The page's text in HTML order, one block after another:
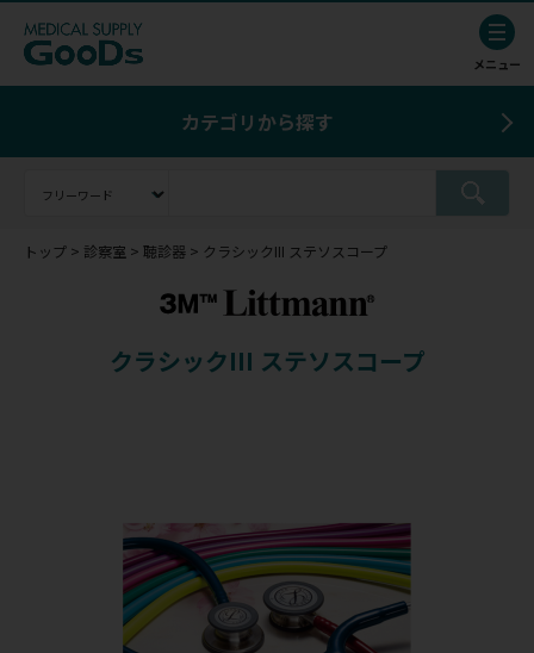
カテゴリから探す
トップ 診察室 聴診器 クラシックIII ステソスコープ
クラシックIII ステソスコープ